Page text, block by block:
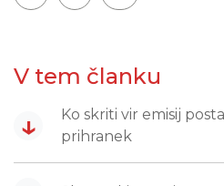
V tem članku
↓
Ko skriti vir emisij
prihranek